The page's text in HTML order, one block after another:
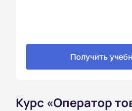
Получить
Курс «Оператор